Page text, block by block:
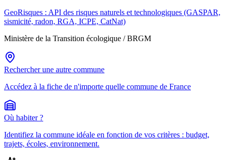
GeoRisques : API des risques naturels et technologiques (GASPAR,
sismicité, radon, RGA, ICPE, CatNat)
Ministère de la Transition écologique / BRGM
Rechercher une autre commune
Accédez à la fiche de n'importe quelle commune de France
Où habiter ?
Identifiez la commune idéale en fonction de vos critères : budget,
trajets, écoles, environnement.